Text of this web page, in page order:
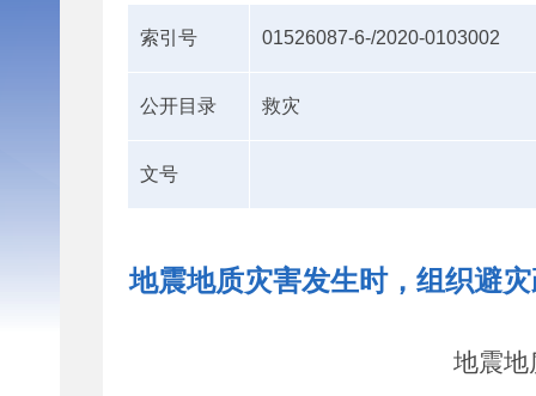
索引号 01526087-6-/2020-0103002
公开目录 救灾
文号
地震地质灾害发生时，组织避
地震地